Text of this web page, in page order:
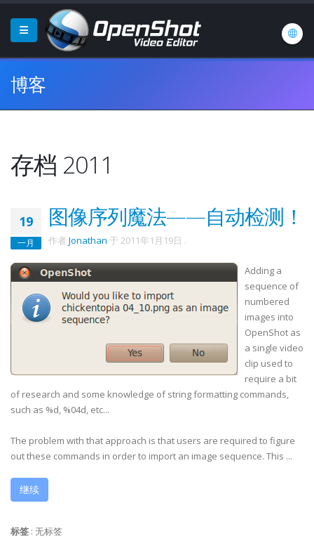
博客
存档 2011
19
一月
图像序列魔法——自动检测！
作者 Jonathan 于 2011年1月19日 .
Adding a
sequence of
numbered
images into
OpenShot as
a single video
clip used to
require a bit
of research and some knowledge of string formatting commands,
such as %d, %04d, etc...
The problem with that approach is that users are required to figure
out these commands in order to import an image sequence. This ...
继续
标签 : 无标签